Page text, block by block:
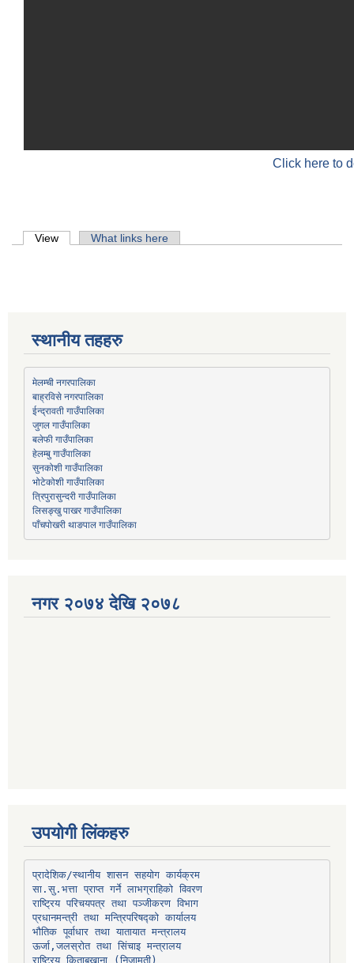
Click here to
Primary tabs
View (active tab)What links here
स्थानीय तहहरु
मेलम्ची नगरपालिका
बाह्रविसे नगरपालिका
ईन्द्रावती गाउँपालिका
जुगल गाउँपालिका
बलेफी गाउँपालिका
हेलम्बु गाउँपालिका
सुनकोशी गाउँपालिका
भोटेकोशी गाउँपालिका
त्रिपुरासुन्दरी गाउँपालिका
लिसङ्खु पाखर गाउँपालिका
पाँचपोखरी थाङपाल गाउँपालिका
नगर २०७४ देखि २०७८
उपयोगी लिंकहरु
प्रादेशिक/स्थानीय शासन सहयोग कार्यक्रम
सा.सु.भत्ता प्राप्त गर्ने लाभग्राहिको विवरण
राष्ट्रिय परिचयपत्र तथा पञ्‍जीकरण विभाग
प्रधानमन्त्री तथा मन्त्रिपरिषद्को कार्यालय
भौतिक पूर्वाधार तथा यातायात मन्त्रालय
ऊर्जा,जलस्रोत तथा सिंचाइ मन्त्रालय